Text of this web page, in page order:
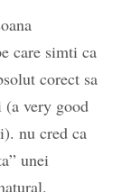
care simti ca
corect sa
(a very good
nu cred ca
unei